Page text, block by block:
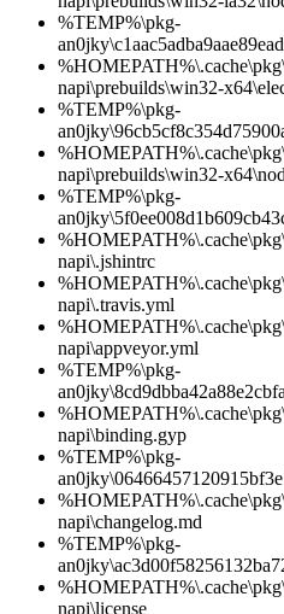
%TEMP%\pkg-
napi\prebuilds\win32-
%TEMP%\pkg-
napi\prebuilds\win32-
%TEMP%\pkg-
napi\.jshintrc
napi\.travis.yml
napi\appveyor.yml
%TEMP%\pkg-
napi\binding.gyp
%TEMP%\pkg-
napi\changelog.md
%TEMP%\pkg-
napi\license